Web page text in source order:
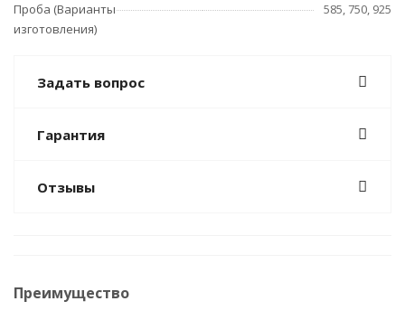
Проба (Варианты
изготовления)
585, 750, 925
Задать вопрос
Гарантия
Отзывы
Преимущество